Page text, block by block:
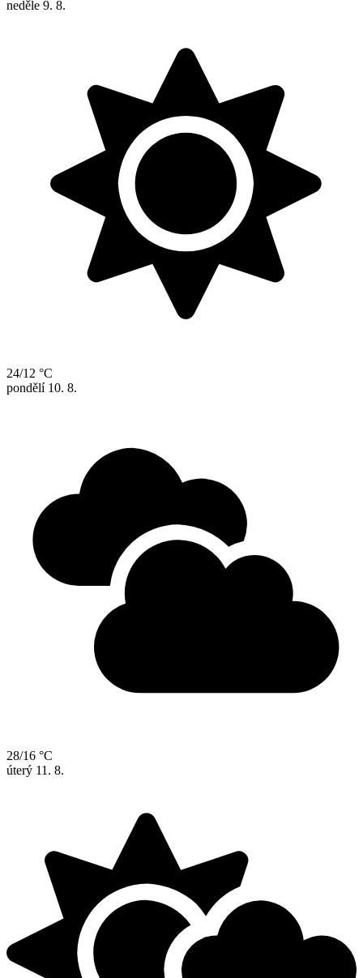
neděle 9. 8.
24/12 °C
pondělí 10. 8.
28/16 °C
úterý 11. 8.